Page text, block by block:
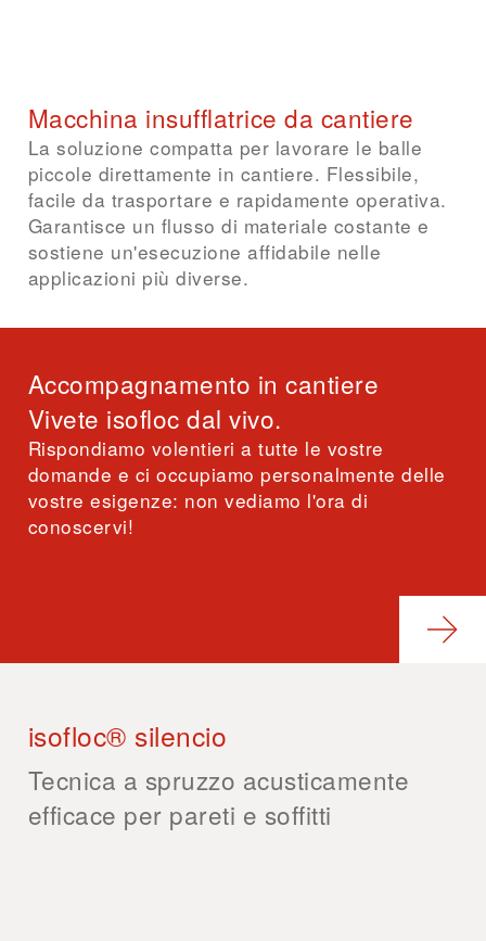
efficiente in materiale
Costruzioni adatte
Pareti a montanti in legno e a graticcio
Isolamenti interni nell'esistente
Contropareti
Risanamenti con struttura di parete aperta
Macchina insufflatrice da cantiere
La soluzione compatta per lavorare le balle
piccole direttamente in cantiere. Flessibile,
facile da trasportare e rapidamente operativa.
Garantisce un flusso di materiale costante e
sostiene un'esecuzione affidabile nelle
applicazioni più diverse.
Accompagnamento in cantiere
Vivete isofloc dal vivo.
Rispondiamo volentieri a tutte le vostre
domande e ci occupiamo personalmente delle
vostre esigenze: non vediamo l'ora di
conoscervi!
isofloc® silencio
Tecnica a spruzzo acusticamente
efficace per pareti e soffitti